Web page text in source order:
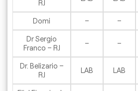
RJ
Domi – –
Dr Sergio
Franco – RJ
– –
Dr. Belizario –
RJ
LAB LAB